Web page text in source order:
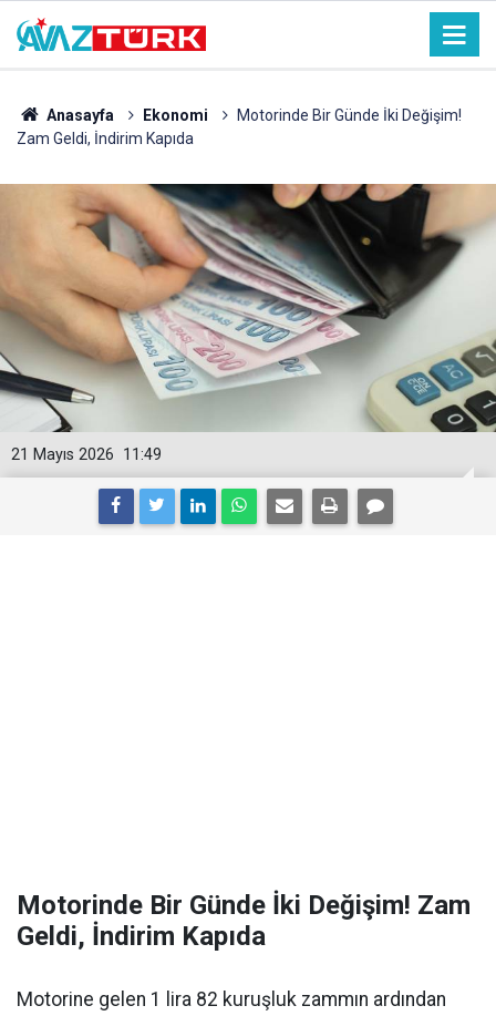
Anasayfa Ekonomi
Motorinde Bir Günde İki Değişim!
Zam Geldi, İndirim Kapıda
11:49
21 Mayıs 2026
Motorinde Bir Günde İki Değişim! Zam
Geldi, İndirim Kapıda
Motorine gelen 1 lira 82 kuruşluk zammın ardından